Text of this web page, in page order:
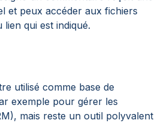
et peux accéder aux fichiers
qui est indiqué.
utilisé comme base de
exemple pour gérer les
mais reste un outil polyvalent